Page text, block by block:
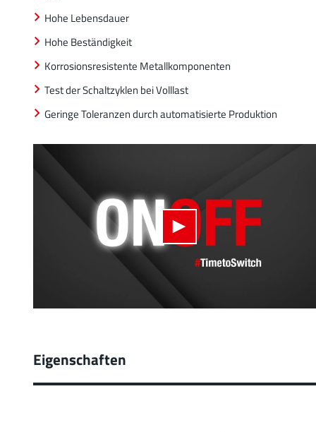
Hohe Lebensdauer
Hohe Beständigkeit
Korrosionsresistente Metallkomponenten
Test der Schaltzyklen bei Volllast
Geringe Toleranzen durch automatisierte Produktion
Eigenschaften